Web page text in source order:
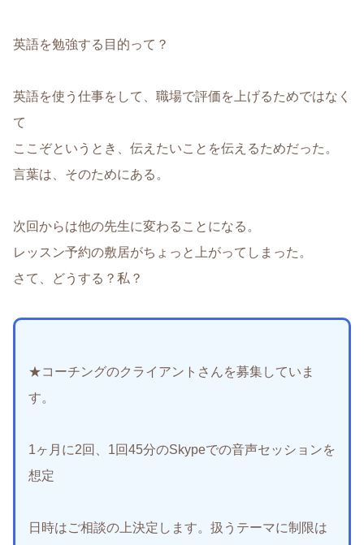
英語を勉強する目的って？
英語を使う仕事をして、職場で評価を上げるためではなく
て
ここぞというとき、伝えたいことを伝えるためだった。
言葉は、そのためにある。
次回からは他の先生に変わることになる。
レッスン予約の敷居がちょっと上がってしまった。
さて、どうする？私？
★コーチングのクライアントさんを募集していま
す。
1ヶ月に2回、1回45分のSkypeでの音声セッションを
想定
日時はご相談の上決定します。扱うテーマに制限は